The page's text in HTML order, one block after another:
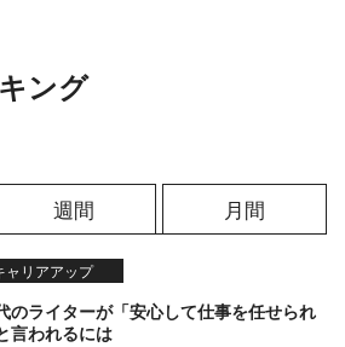
ング
週間 月間
ャリアアップ
のライターが「安心して仕事を任せられ
言われるには